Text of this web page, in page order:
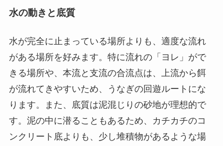
水の動きと底質
水が完全に止まっている場所よりも、適度な流れ
がある場所を好みます。特に流れの「ヨレ」がで
きる場所や、本流と支流の合流点は、上流から餌
が流れてきやすいため、うなぎの回遊ルートにな
ります。また、底質は泥混じりの砂地が理想的で
す。泥の中に潜ることもあるため、カチカチのコ
ンクリート底よりも、少し堆積物があるような場